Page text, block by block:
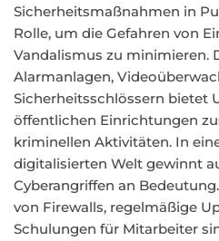
Sicherheitsmaßnahmen in
Rolle, um die Gefahren von
Vandalismus zu minimieren.
Alarmanlagen,
Sicherheitsschlössern bietet
öffentlichen Einrichtungen
kriminellen Aktivitäten. In
digitalisierten Welt gewinnt
Cyberangriffen an
von Firewalls, regelmäßige
Schulungen für Mitarbeiter